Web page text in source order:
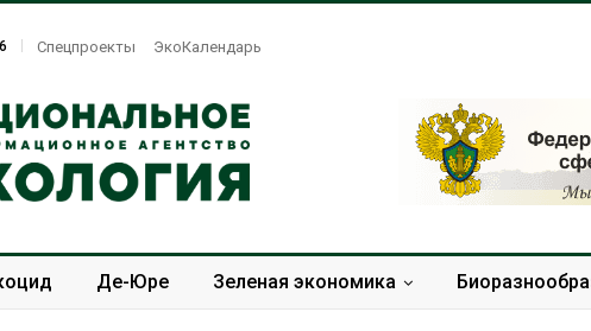
Спецпроекты ЭкоКалендарь
Де-Юре Зеленая экономика